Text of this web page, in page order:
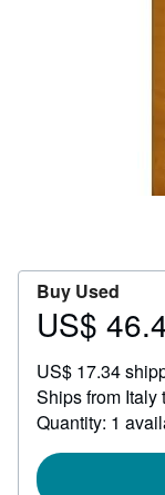
Buy Used
Price
46.43
US$
US$ 17.34
Ships from Italy
Quantity: 1